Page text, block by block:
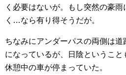
く必要はないが。もし突然の豪
く…なら有り得そうだが。
ちなみにアンダーパスの両側は
になっているが、日陰というこ
休憩中の車が停まっていた。